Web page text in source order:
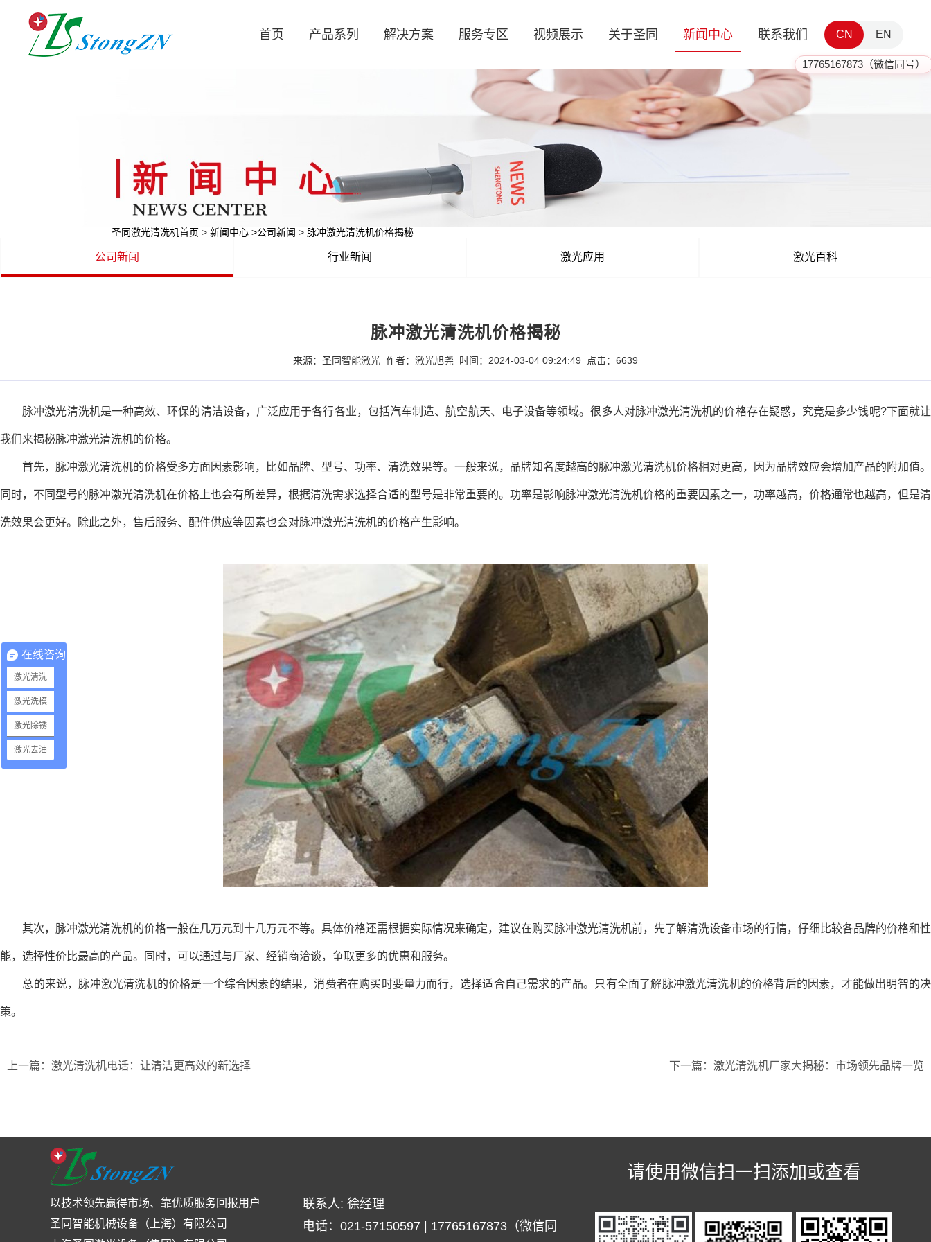
首页 产品系列 解决方案 服务专区 视频展示 关于圣同 新闻中心 联系我们 CN EN
17765167873（微信同号）
圣同激光清洗机首页 >新闻中心 >公司新闻 > 脉冲激光清洗机价格揭秘
公司新闻 行业新闻 激光应用 激光百科
脉冲激光清洗机价格揭秘
来源：圣同智能激光 作者：激光旭尧 时间：2024-03-04 09:24:49 点击：6639
脉冲激光清洗机是一种高效、环保的清洁设备，广泛应用于各行各业，包括汽车制造、航空航天、电子设备等领域。很多人对脉冲激光清洗机的价格存在疑惑，究竟是多少钱呢?下面就让
我们来揭秘脉冲激光清洗机的价格。
首先，脉冲激光清洗机的价格受多方面因素影响，比如品牌、型号、功率、清洗效果等。一般来说，品牌知名度越高的脉冲激光清洗机价格相对更高，因为品牌效应会增加产品的附加值。
同时，不同型号的脉冲激光清洗机在价格上也会有所差异，根据清洗需求选择合适的型号是非常重要的。功率是影响脉冲激光清洗机价格的重要因素之一，功率越高，价格通常也越高，但是清
洗效果会更好。除此之外，售后服务、配件供应等因素也会对脉冲激光清洗机的价格产生影响。
其次，脉冲激光清洗机的价格一般在几万元到十几万元不等。具体价格还需根据实际情况来确定，建议在购买脉冲激光清洗机前，先了解清洗设备市场的行情，仔细比较各品牌的价格和性
能，选择性价比最高的产品。同时，可以通过与厂家、经销商洽谈，争取更多的优惠和服务。
总的来说，脉冲激光清洗机的价格是一个综合因素的结果，消费者在购买时要量力而行，选择适合自己需求的产品。只有全面了解脉冲激光清洗机的价格背后的因素，才能做出明智的决
策。
上一篇：激光清洗机电话：让清洁更高效的新选择 下一篇：激光清洗机厂家大揭秘：市场领先品牌一览
以技术领先赢得市场、靠优质服务回报用户
圣同智能机械设备（上海）有限公司
联系人: 徐经理
电话：021-57150597 | 17765167873（微信同
请使用微信扫一扫添加或查看
在线咨询
激光清洗
激光洗模
激光除锈
激光去油